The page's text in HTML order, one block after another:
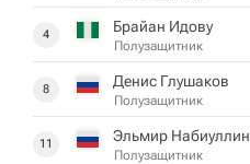
4 Брайан Идову
Полузащитник
8 Денис Глушаков
Полузащитник
11 Эльмир Набиуллин
Полузащитник